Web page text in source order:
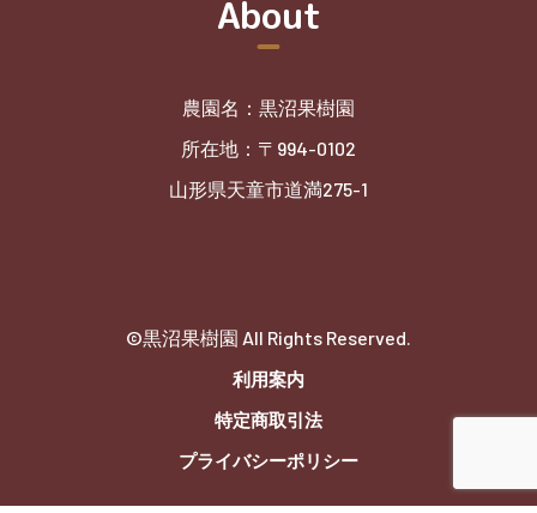
About
農園名：黒沼果樹園
所在地：〒994-0102
山形県天童市道満275-1
©黒沼果樹園 All Rights Reserved.
利用案内
特定商取引法
プライバシーポリシー